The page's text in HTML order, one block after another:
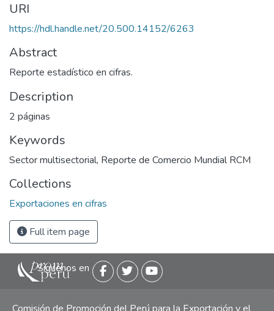
URI
https://hdl.handle.net/20.500.14152/6263
Abstract
Reporte estadístico en cifras.
Description
2 páginas
Keywords
Sector multisectorial, Reporte de Comercio Mundial RCM
Collections
Exportaciones en cifras
Full item page
Siguenos en